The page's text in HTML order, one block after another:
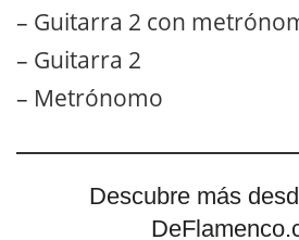
– Guitarra 2 con
– Guitarra 2
– Metrónomo
Descubre más